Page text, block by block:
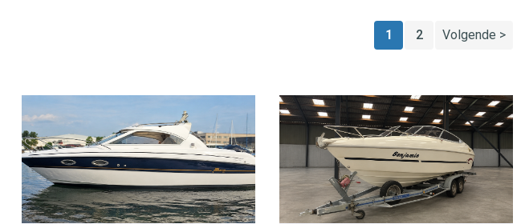
1 2 Volgende >